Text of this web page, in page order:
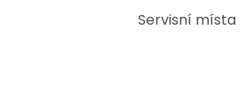
Servisní místa